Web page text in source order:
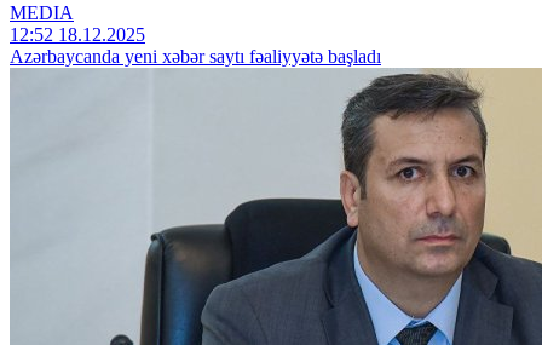
MEDIA
12:52 18.12.2025
Azərbaycanda yeni xəbər saytı fəaliyyətə başladı